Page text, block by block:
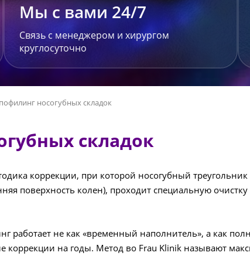
Мы с вами 24/7
Связь с менеджером и хирургом
круглосуточно
носогубных складок
складок
коррекции, при которой носогубный
поверхность колен), проходит специальную
не как «временный наполнитель», а как
коррекции на годы. Метод во Frau Klinik называют